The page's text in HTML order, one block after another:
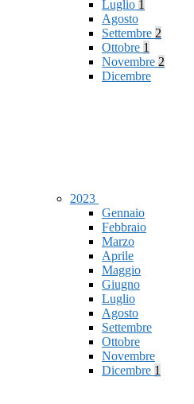
Luglio 1
Agosto
Settembre 2
Ottobre 1
Novembre 2
Dicembre
2023
Gennaio
Febbraio
Marzo
Aprile
Maggio
Giugno
Luglio
Agosto
Settembre
Ottobre
Novembre
Dicembre 1